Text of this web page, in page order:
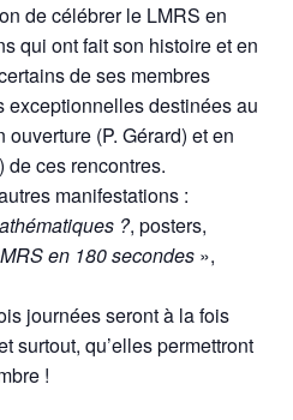
de célébrer le LMRS en
qui ont fait son histoire et en
de ses membres
exceptionnelles destinées au
(P. Gérard) et en
de ces rencontres.
manifestations :
?, posters,
en 180 secondes »,
journées seront à la fois
surtout, qu’elles permettront
!